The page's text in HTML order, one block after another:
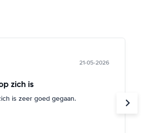
21-05-2026
zich is
is zeer goed gegaan.